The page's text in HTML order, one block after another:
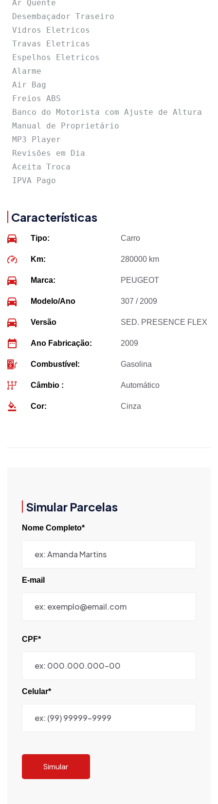
IPVA Pago
Características
Tipo: Carro
Km: 280000 km
Marca: PEUGEOT
Modelo/Ano 307 / 2009
Versão SED. PRESENCE FLEX
Ano Fabricação: 2009
Combustível: Gasolina
Câmbio : Automático
Cor: Cinza
Simular Parcelas
Nome Completo*
E-mail
CPF*
Celular*
Simular